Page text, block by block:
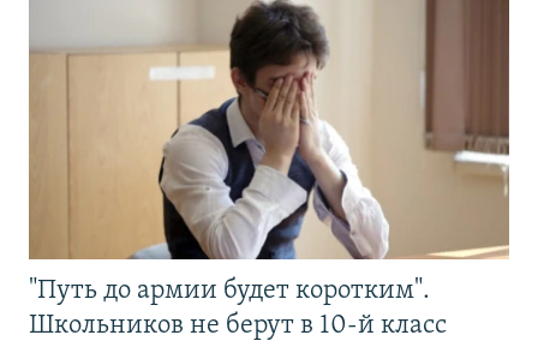
"Путь до армии будет коротким".
Школьников не берут в 10-й класс